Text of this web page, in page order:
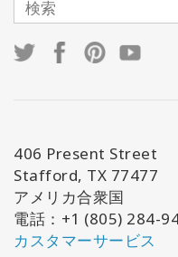
406 Present Street
Stafford, TX 77477
アメリカ合衆国
電話：+1 (805) 284-
カスタマーサービス